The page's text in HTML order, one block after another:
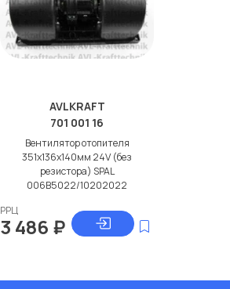
AVLKRAFT
701 001 16
Вентилятор отопителя
351x136x140мм 24V (без
резистора) SPAL
006B5022/10202022
РРЦ
3 486 ₽